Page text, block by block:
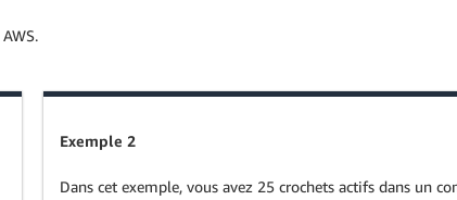
AWS.
Exemple 2
Dans cet exemple, vous avez 25 crochets actifs dans un